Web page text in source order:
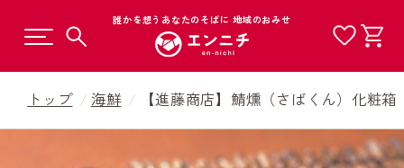
誰かを想うあなたのそばに 地域のおみせ
トップ 海鮮 【進藤商店】鯖燻（さばくん）化粧